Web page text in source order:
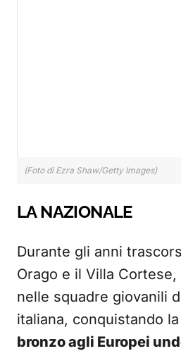
(Foto di Ezra Shaw/Getty Images)
LA NAZIONALE
Durante gli anni
Orago e il Villa
nelle squadre giovanili
italiana, conquistando la
bronzo agli Europei